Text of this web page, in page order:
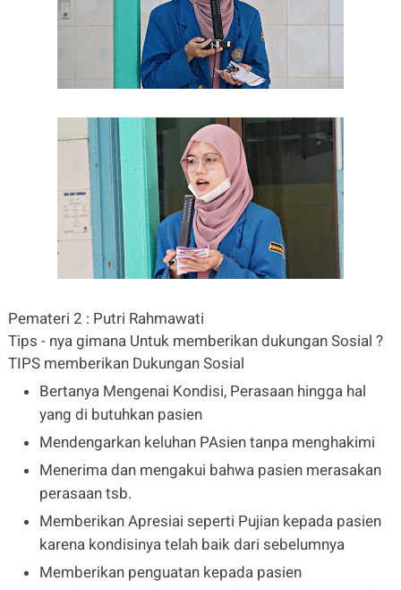
Pemateri 2 : Putri Rahmawati
Tips - nya gimana Untuk memberikan dukungan Sosial ?
TIPS memberikan Dukungan Sosial
Bertanya Mengenai Kondisi, Perasaan hingga hal
yang di butuhkan pasien
Mendengarkan keluhan PAsien tanpa menghakimi
Menerima dan mengakui bahwa pasien merasakan
perasaan tsb.
Memberikan Apresiai seperti Pujian kepada pasien
karena kondisinya telah baik dari sebelumnya
Memberikan penguatan kepada pasien